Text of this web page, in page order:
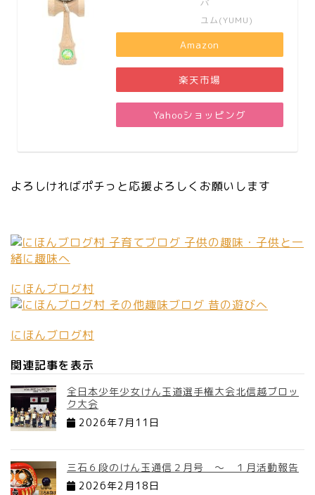
バ
ユム(YUMU)
Amazon
楽天市場
Yahooショッピング
よろしければポチっと応援よろしくお願いします
にほんブログ村
にほんブログ村
関連記事を表示
全日本少年少女けん玉道選手権大会北信越ブロッ
ク大会
2026年7月11日
三石６段のけん玉通信２月号 ～ １月活動報告
2026年2月18日